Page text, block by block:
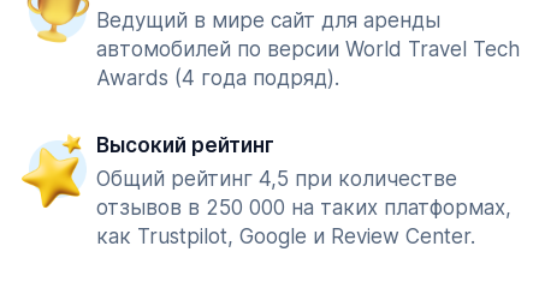
Ведущий в мире сайт для аренды
автомобилей по версии World Travel Tech
Awards (4 года подряд).
Высокий рейтинг
Общий рейтинг 4,5 при количестве
отзывов в 250 000 на таких платформах,
как Trustpilot, Google и Review Center.